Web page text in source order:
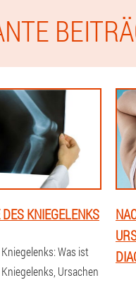
KNIEGELENKS
Was ist
Ursachen